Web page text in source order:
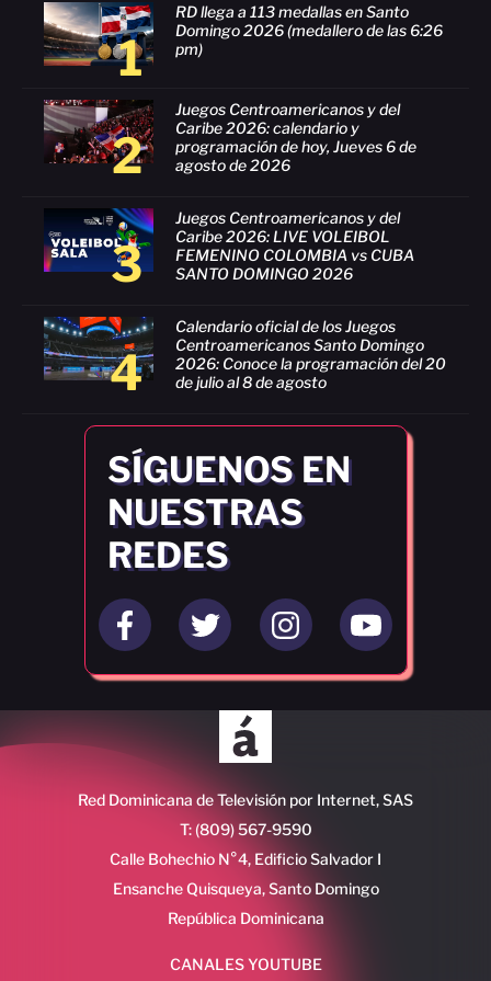
1
RD llega a 113 medallas en Santo
Domingo 2026 (medallero de las 6:26
pm)
2
Juegos Centroamericanos y del
Caribe 2026: calendario y
programación de hoy, Jueves 6 de
agosto de 2026
3
Juegos Centroamericanos y del
Caribe 2026: LIVE VOLEIBOL
FEMENINO COLOMBIA vs CUBA
SANTO DOMINGO 2026
4
Calendario oficial de los Juegos
Centroamericanos Santo Domingo
2026: Conoce la programación del 20
de julio al 8 de agosto
SÍGUENOS EN
NUESTRAS
REDES
Red Dominicana de Televisión por Internet, SAS
T: (809) 567-9590
Calle Bohechio N°4, Edificio Salvador I
Ensanche Quisqueya, Santo Domingo
República Dominicana
CANALES YOUTUBE